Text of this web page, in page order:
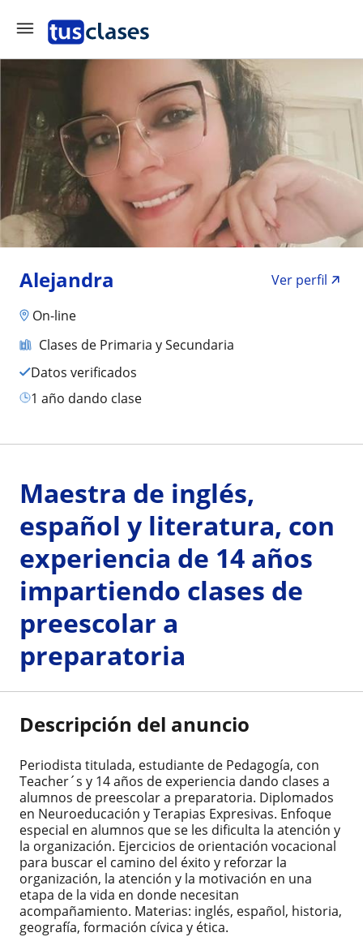
Alejandra
Ver perfil
On-line
Clases de Primaria y Secundaria
Datos verificados
1 año dando clase
Maestra de inglés,
español y literatura, con
experiencia de 14 años
impartiendo clases de
preescolar a
preparatoria
Descripción del anuncio
Periodista titulada, estudiante de Pedagogía, con
Teacher´s y 14 años de experiencia dando clases a
alumnos de preescolar a preparatoria. Diplomados
en Neuroeducación y Terapias Expresivas. Enfoque
especial en alumnos que se les dificulta la atención y
la organización. Ejercicios de orientación vocacional
para buscar el camino del éxito y reforzar la
organización, la atención y la motivación en una
etapa de la vida en donde necesitan
acompañamiento. Materias: inglés, español, historia,
geografía, formación cívica y ética.